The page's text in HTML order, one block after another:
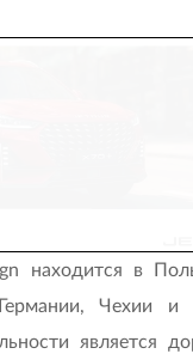
находится в
Чехии и
является